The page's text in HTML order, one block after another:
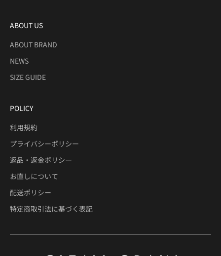
ABOUT US
ABOUT BRAND
NEWS
SIZE GUIDE
POLICY
利用規約
プライバシーポリシー
返品・返金ポリシー
お直しについて
配送ポリシー
特定商取引法に基づく表記